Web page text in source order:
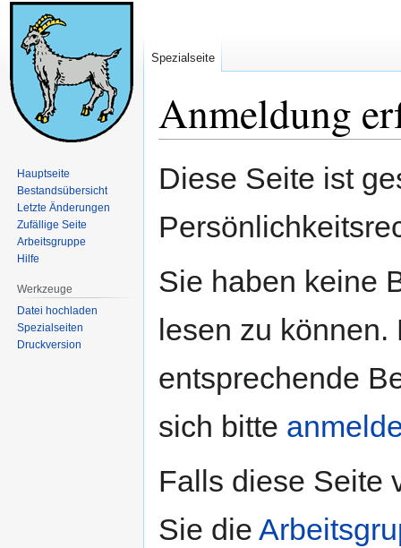
Anmeldung
Navigation
Suche
Diese Seite ist
Sie haben keine
lesen zu
entsprechende
sich bitte
Falls diese Seite
Sie die
Spezialseite
Hauptseite
Bestandsübersicht
Letzte Änderungen
Zufällige Seite
Arbeitsgruppe
Hilfe
Werkzeuge
Datei hochladen
Spezialseiten
Druckversion